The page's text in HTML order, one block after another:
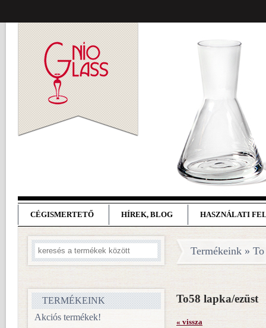
CÉGISMERTETŐ HÍREK, BLOG HASZNÁLATI
TERMÉKEINK
Akciós termékek!
Termékeink »
To58 lapka/ezüst
« vissza